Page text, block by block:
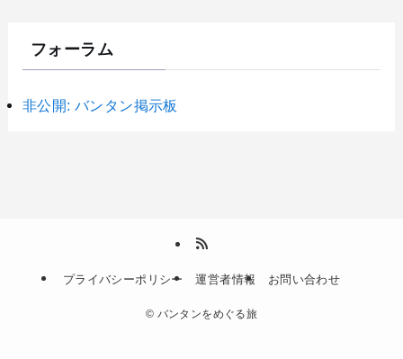
フォーラム
非公開: バンタン掲示板
プライバシーポリシー 運営者情報 お問い合わせ
© バンタンをめぐる旅